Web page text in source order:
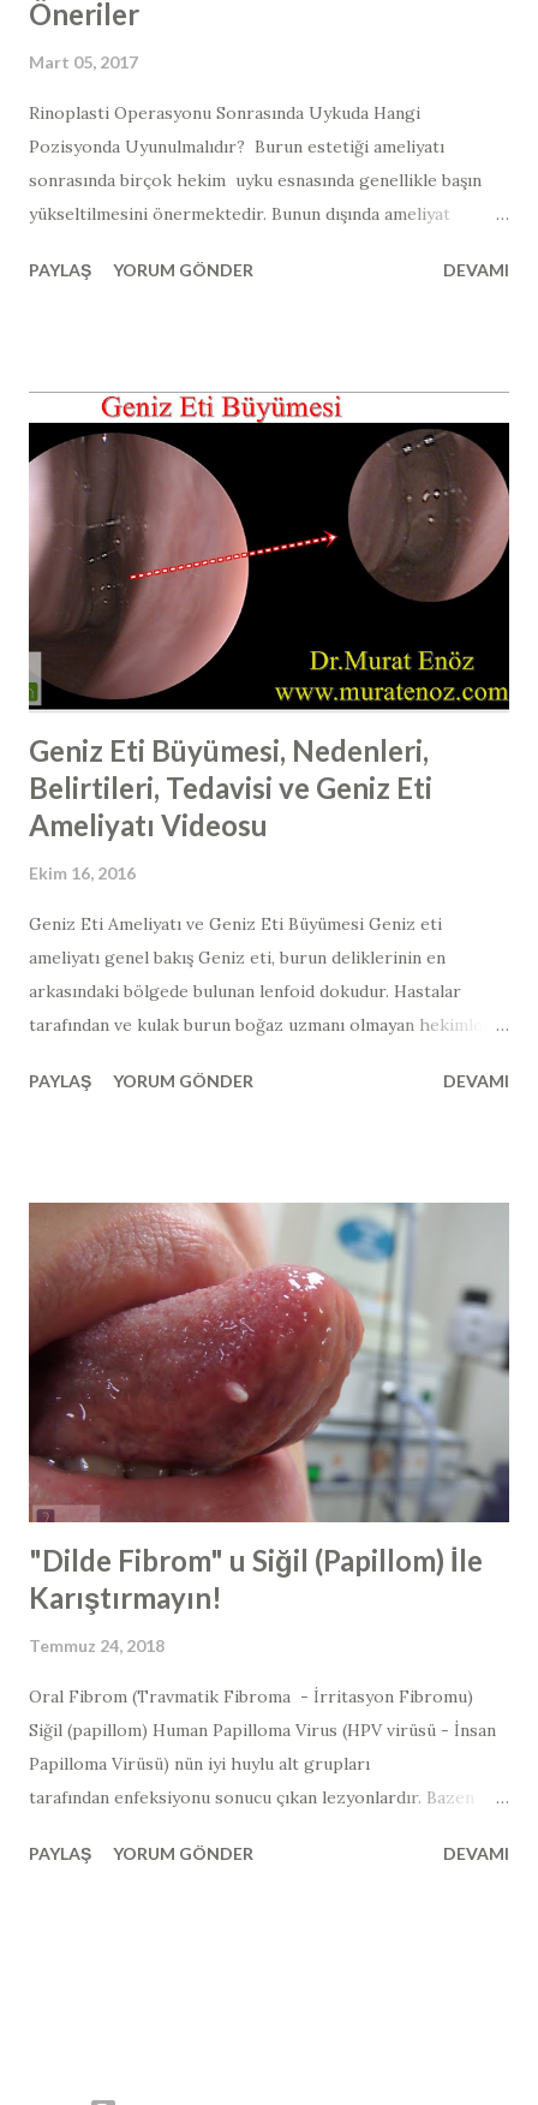
Öneriler
Mart 05, 2017
​​Rinoplasti Operasyonu Sonrasında Uykuda Hangi
Pozisyonda Uyunulmalıdır? ​​ Burun estetiği ameliyatı
sonrasında birçok hekim uyku esnasında genellikle başın
yükseltilmesini önermektedir. Bunun dışında ameliyat
satılmaktadır (yurtdışında satılan açılı uyku yastığı örneği >>
yani yaklaşık olarak 30 ile 45 derece arası ve sırt üstü olacak
şekilde açılı pozisyonda yatıldığında kafa, kalp hizasına göre
daha yukarıda kalmaktadır. Bu şekilde Kafadaki kan basıncı
vücudun diğer bölümlerine göre daha düşük hale gelir ve
buna bağlı olarak da ameliyat sonrası ödem, morluk, burun
kanaması riski azalmaktadır. Bunun dışında yine bu
pozisyonda yatmanın diğer bir faydası da yan dönmenin
zorlaşması ve buruna travma ve bası riskinin azalmasıdır.
Burun estetiğ...
PAYLAŞ YORUM GÖNDER DEVAMI
Geniz Eti Büyümesi, Nedenleri,
Belirtileri, Tedavisi ve Geniz Eti
Ameliyatı Videosu
Ekim 16, 2016
Geniz Eti Ameliyatı ve Geniz Eti Büyümesi Geniz eti
ameliyatı genel bakış Geniz eti, burun deliklerinin en
arkasındaki bölgede bulunan lenfoid dokudur. Hastalar
tarafından ve kulak burun boğaz uzmanı olmayan hekimler
Endoskopik burun içi muayenesi esnasında görülebilir. Yan
ameliyatlarının tamamında ilave olarak geniz eti ameliyatı da
yapılmaktadır. Bunun yanında, geniz eti ameliyatı
(adenoidektomi) tek başına ya da kulak tüpü takılması
ameliyatları ile birlikte de yapılabilmektedir. Geniz eti
ameliyatı tarihçesi 1800' lu yılların sonunda, geniz etinin
burunla ilgili şikayetler ve işitme kaybından sorumlu
olabileceği, Kopenhag, Danimarka' dan Willhelm Meyer
tarafından belirtilmiş ve yine sonrasında geniz eti
ameliyatlarına başlanmıştır. En sık yapılan ameliyatlardan ...
PAYLAŞ YORUM GÖNDER DEVAMI
"Dilde Fibrom" u Siğil (Papillom) İle
Karıştırmayın!
Temmuz 24, 2018
Oral Fibrom (Travmatik Fibroma - İrritasyon Fibromu)
Siğil (papillom) Human Papilloma Virus (HPV virüsü - İnsan
Papilloma Virüsü) nün iyi huylu alt grupları
tarafından enfeksiyonu sonucu çıkan lezyonlardır. Bazen
ile karıştırılabilmektedir. Oral Fibroma Nedir? "Fibroma",
tarafındaki küçük, kabarık yumru, oral bir fibroma veya aşırı
PAYLAŞ YORUM GÖNDER DEVAMI